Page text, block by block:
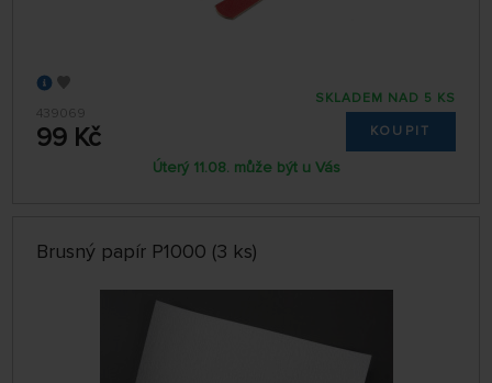
439069
99 Kč
SKLADEM NAD 5 KS
KOUPIT
Úterý 11.08. může být u Vás
Brusný papír P1000 (3 ks)